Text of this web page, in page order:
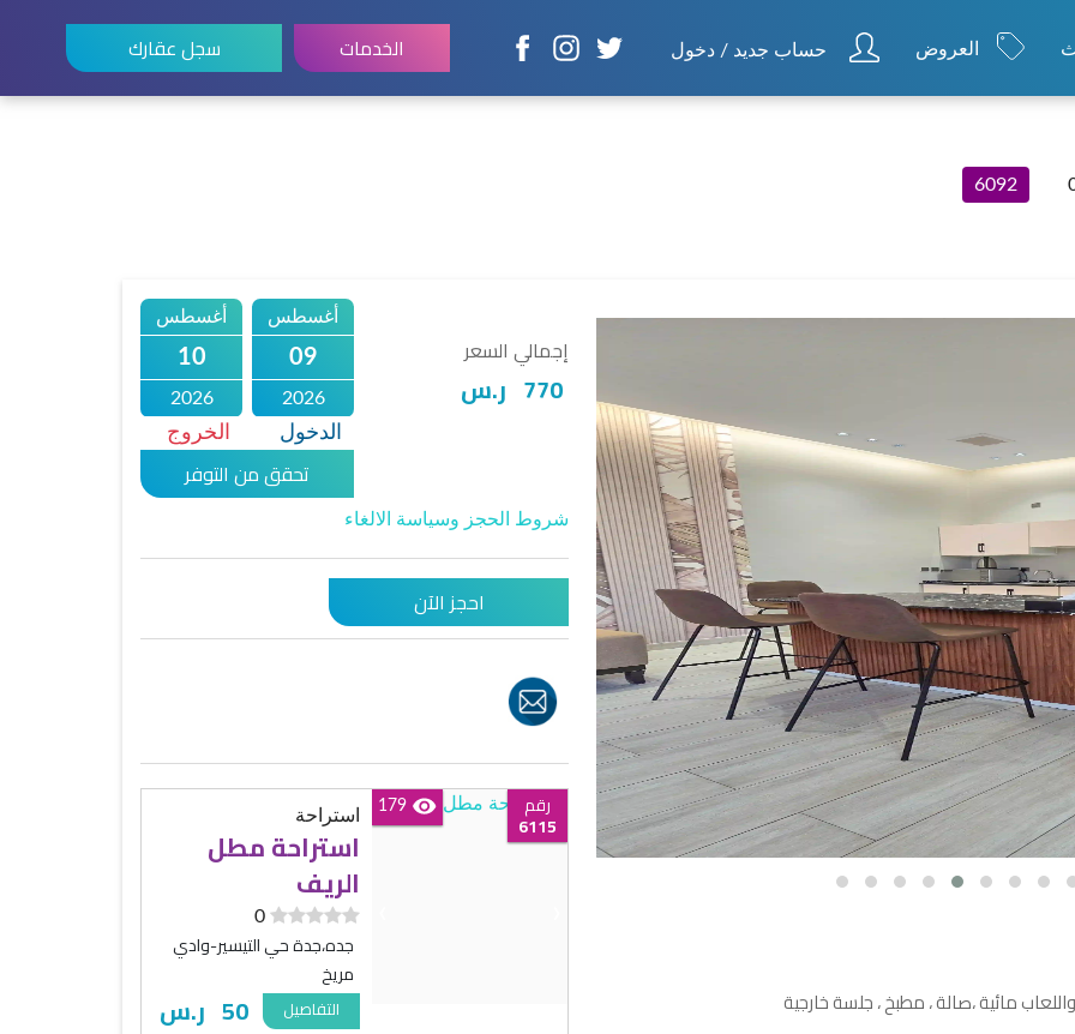
سجل عقارك الخدمات العروض
6092
أغسطس
10
2026
الخروج
أغسطس
09
2026
الدخول
إجمالي السعر
ر.س 770
تحقق من التوفر
شروط الحجز وسياسة الالغاء
احجز الآن
استراحة
استراحة مطل
الريف
0
جده،جدة حي التيسير-وادي
مريخ
ر.س 50 التفاصيل
رقم
6115
179